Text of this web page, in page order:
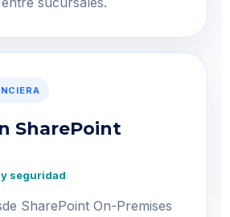
SharePoint
seguridad
SharePoint On-Premises